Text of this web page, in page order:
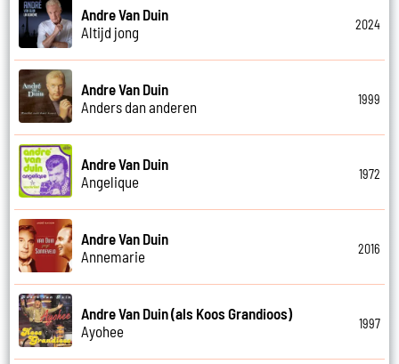
Andre Van Duin
Altijd jong
2024
Andre Van Duin
Anders dan anderen
1999
Andre Van Duin
Angelique
1972
Andre Van Duin
Annemarie
2016
Andre Van Duin (als Koos Grandioos)
Ayohee
1997